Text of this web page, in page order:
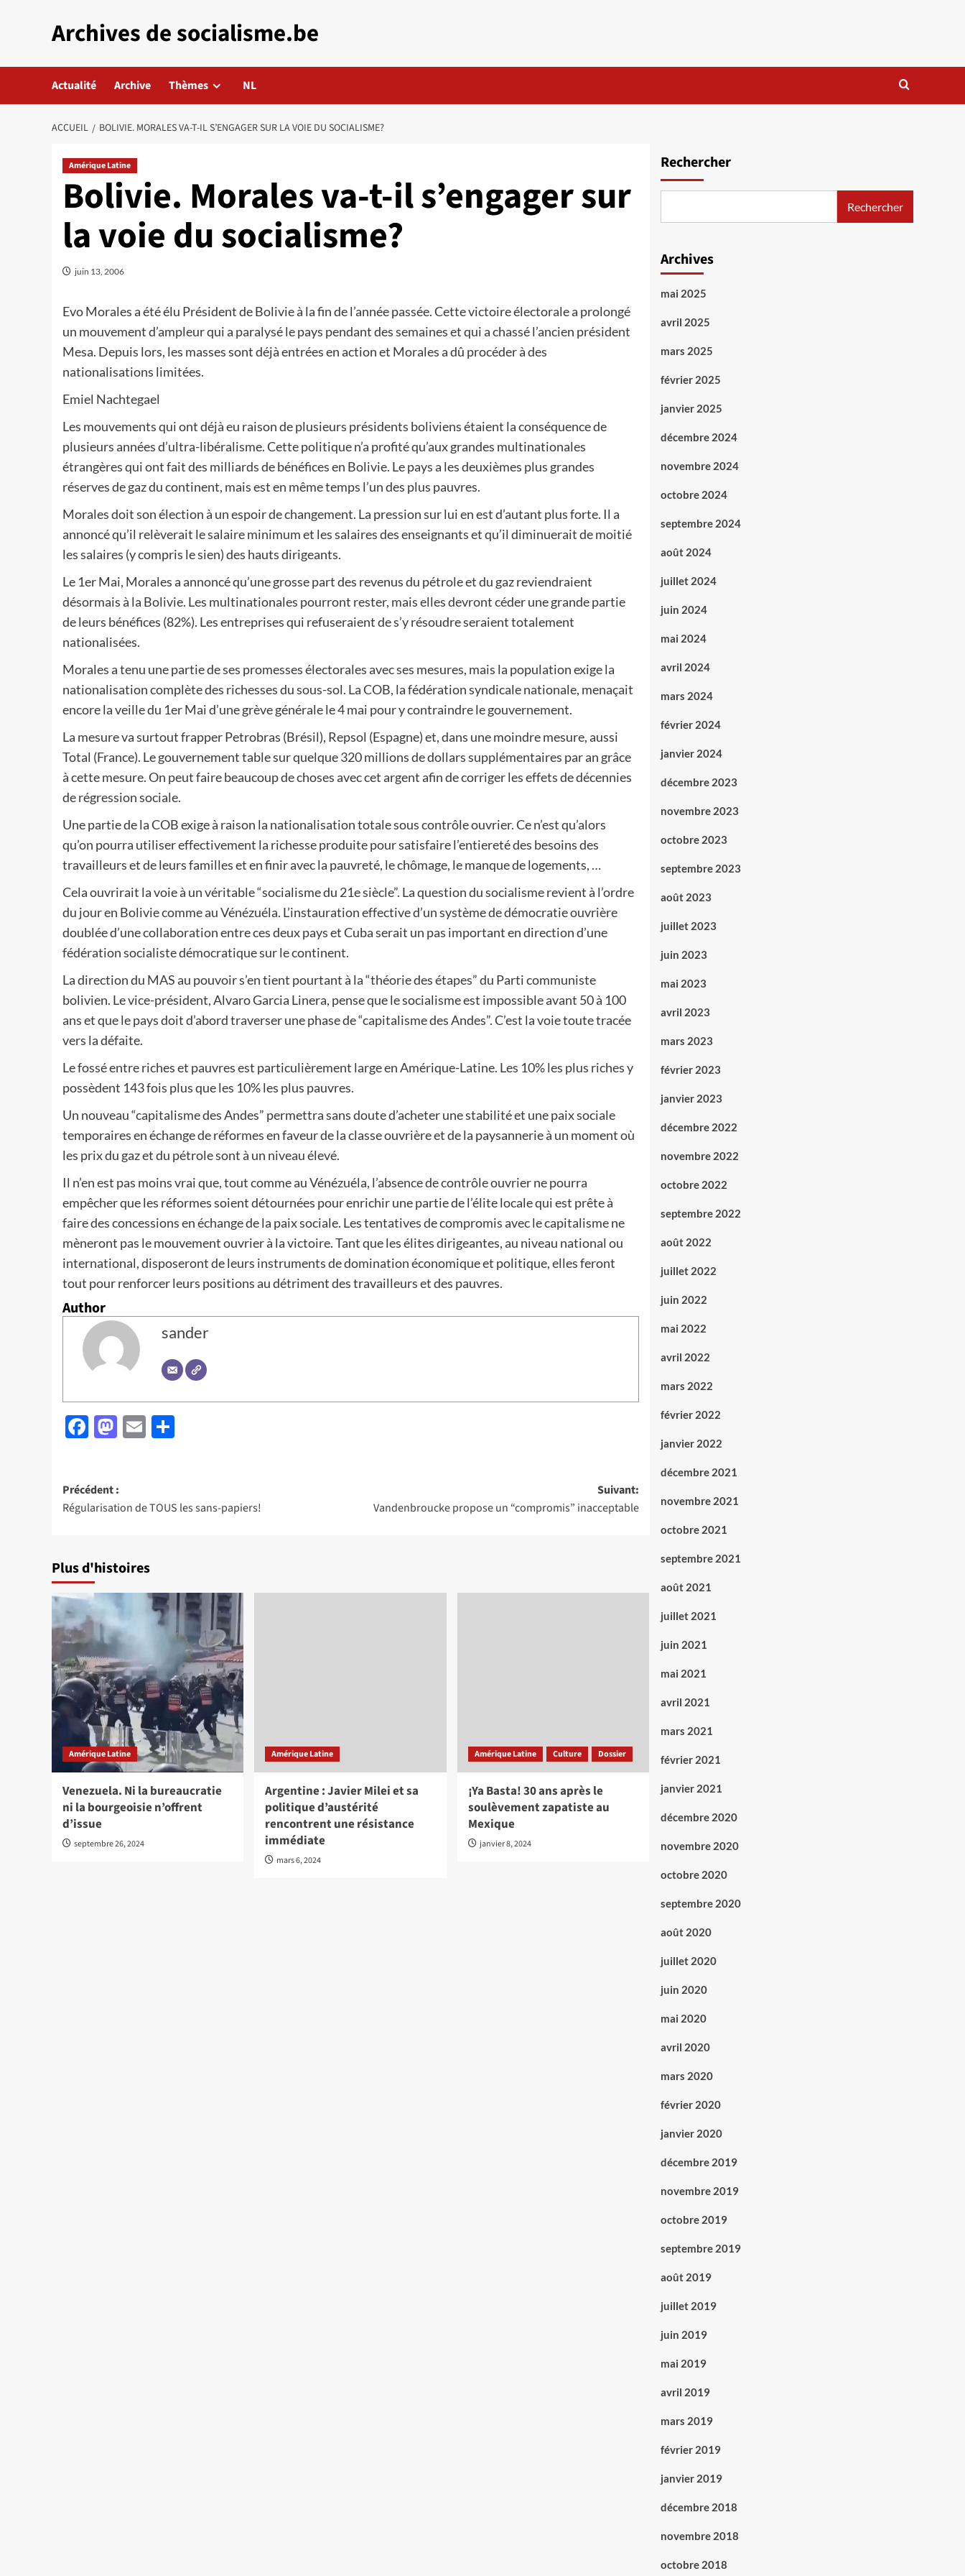
Archives de socialisme.be
Actualité Archive Thèmes NL
ACCUEIL BOLIVIE. MORALES VA-T-IL S’ENGAGER SUR LA VOIE DU SOCIALISME?
Amérique Latine
Bolivie. Morales va-t-il s’engager sur
la voie du socialisme?
juin 13, 2006
Evo Morales a été élu Président de Bolivie à la fin de l’année passée. Cette victoire électorale a prolongé
un mouvement d’ampleur qui a paralysé le pays pendant des semaines et qui a chassé l’ancien président
Mesa. Depuis lors, les masses sont déjà entrées en action et Morales a dû procéder à des
nationalisations limitées.
Emiel Nachtegael
Les mouvements qui ont déjà eu raison de plusieurs présidents boliviens étaient la conséquence de
plusieurs années d’ultra-libéralisme. Cette politique n’a profité qu’aux grandes multinationales
étrangères qui ont fait des milliards de bénéfices en Bolivie. Le pays a les deuxièmes plus grandes
réserves de gaz du continent, mais est en même temps l’un des plus pauvres.
Morales doit son élection à un espoir de changement. La pression sur lui en est d’autant plus forte. Il a
annoncé qu’il relèverait le salaire minimum et les salaires des enseignants et qu’il diminuerait de moitié
les salaires (y compris le sien) des hauts dirigeants.
Le 1er Mai, Morales a annoncé qu’une grosse part des revenus du pétrole et du gaz reviendraient
désormais à la Bolivie. Les multinationales pourront rester, mais elles devront céder une grande partie
de leurs bénéfices (82%). Les entreprises qui refuseraient de s’y résoudre seraient totalement
nationalisées.
Morales a tenu une partie de ses promesses électorales avec ses mesures, mais la population exige la
nationalisation complète des richesses du sous-sol. La COB, la fédération syndicale nationale, menaçait
encore la veille du 1er Mai d’une grève générale le 4 mai pour y contraindre le gouvernement.
La mesure va surtout frapper Petrobras (Brésil), Repsol (Espagne) et, dans une moindre mesure, aussi
Total (France). Le gouvernement table sur quelque 320 millions de dollars supplémentaires par an grâce
à cette mesure. On peut faire beaucoup de choses avec cet argent afin de corriger les effets de décennies
de régression sociale.
Une partie de la COB exige à raison la nationalisation totale sous contrôle ouvrier. Ce n’est qu’alors
qu’on pourra utiliser effectivement la richesse produite pour satisfaire l’entiereté des besoins des
travailleurs et de leurs familles et en finir avec la pauvreté, le chômage, le manque de logements, …
Cela ouvrirait la voie à un véritable “socialisme du 21e siècle”. La question du socialisme revient à l’ordre
du jour en Bolivie comme au Vénézuéla. L’instauration effective d’un système de démocratie ouvrière
doublée d’une collaboration entre ces deux pays et Cuba serait un pas important en direction d’une
fédération socialiste démocratique sur le continent.
La direction du MAS au pouvoir s’en tient pourtant à la “théorie des étapes” du Parti communiste
bolivien. Le vice-président, Alvaro Garcia Linera, pense que le socialisme est impossible avant 50 à 100
ans et que le pays doit d’abord traverser une phase de “capitalisme des Andes”. C’est la voie toute tracée
vers la défaite.
Le fossé entre riches et pauvres est particulièrement large en Amérique-Latine. Les 10% les plus riches y
possèdent 143 fois plus que les 10% les plus pauvres.
Un nouveau “capitalisme des Andes” permettra sans doute d’acheter une stabilité et une paix sociale
temporaires en échange de réformes en faveur de la classe ouvrière et de la paysannerie à un moment où
les prix du gaz et du pétrole sont à un niveau élevé.
Il n’en est pas moins vrai que, tout comme au Vénézuéla, l’absence de contrôle ouvrier ne pourra
empêcher que les réformes soient détournées pour enrichir une partie de l’élite locale qui est prête à
faire des concessions en échange de la paix sociale. Les tentatives de compromis avec le capitalisme ne
mèneront pas le mouvement ouvrier à la victoire. Tant que les élites dirigeantes, au niveau national ou
international, disposeront de leurs instruments de domination économique et politique, elles feront
tout pour renforcer leurs positions au détriment des travailleurs et des pauvres.
Author
sander
Facebook
Mastodon
Email
Navigation
d’article
Précédent :
Régularisation de TOUS les sans-papiers!
Suivant:
Vandenbroucke propose un “compromis” inacceptable
Plus d'histoires
Amérique Latine
Venezuela. Ni la bureaucratie
ni la bourgeoisie n’offrent
d’issue
septembre 26, 2024
Amérique Latine
Argentine : Javier Milei et sa
politique d’austérité
rencontrent une résistance
immédiate
mars 6, 2024
Amérique Latine Culture Dossier
¡Ya Basta! 30 ans après le
soulèvement zapatiste au
Mexique
janvier 8, 2024
Rechercher
Rechercher
Archives
mai 2025
avril 2025
mars 2025
février 2025
janvier 2025
décembre 2024
novembre 2024
octobre 2024
septembre 2024
août 2024
juillet 2024
juin 2024
mai 2024
avril 2024
mars 2024
février 2024
janvier 2024
décembre 2023
novembre 2023
octobre 2023
septembre 2023
août 2023
juillet 2023
juin 2023
mai 2023
avril 2023
mars 2023
février 2023
janvier 2023
décembre 2022
novembre 2022
octobre 2022
septembre 2022
août 2022
juillet 2022
juin 2022
mai 2022
avril 2022
mars 2022
février 2022
janvier 2022
décembre 2021
novembre 2021
octobre 2021
septembre 2021
août 2021
juillet 2021
juin 2021
mai 2021
avril 2021
mars 2021
février 2021
janvier 2021
décembre 2020
novembre 2020
octobre 2020
septembre 2020
août 2020
juillet 2020
juin 2020
mai 2020
avril 2020
mars 2020
février 2020
janvier 2020
décembre 2019
novembre 2019
octobre 2019
septembre 2019
août 2019
juillet 2019
juin 2019
mai 2019
avril 2019
mars 2019
février 2019
janvier 2019
décembre 2018
novembre 2018
octobre 2018